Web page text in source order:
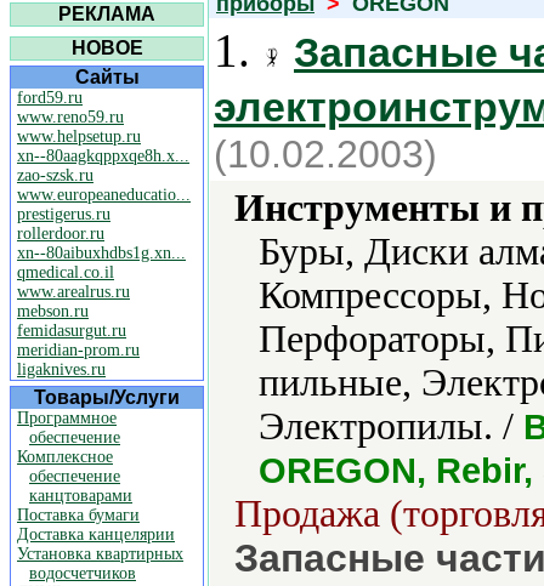
РЕКЛАМА
НОВОЕ
Сайты
ford59.ru
www.reno59.ru
www.helpsetup.ru
xn--80aagkqppxqe8h.x...
zao-szsk.ru
www.europeaneducatio...
prestigerus.ru
rollerdoor.ru
xn--80aibuxhdbs1g.xn...
qmedical.co.il
www.arealrus.ru
mebson.ru
femidasurgut.ru
meridian-prom.ru
ligaknives.ru
Товары/Услуги
Программное
обеспечение
Комплексное
обеспечение
канцтоварами
Поставка бумаги
Доставка канцелярии
Установка квартирных
водосчетчиков
1.
Запасные
(10.02.2003)
Инструменты и
Буры, Диски
Компрессоры,
Перфораторы,
пильные,
Электропилы. /
OREGON,
Продажа
Запасные